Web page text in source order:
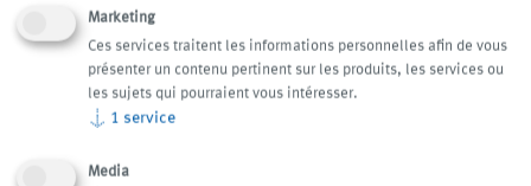
des copeaux vers des points de collecte centralisés
Broyeurs à copeaux intégrés à
alimentation horizontale
Marketing
Ces services traitent les informations personnelles afin de vous
présenter un contenu pertinent sur les produits, les services ou
les sujets qui pourraient vous intéresser.
↓ 1 service
Media